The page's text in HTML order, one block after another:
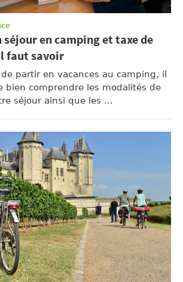
séjour en camping et taxe de
faut savoir
partir en vacances au camping, il
bien comprendre les modalités de
séjour ainsi que les ...